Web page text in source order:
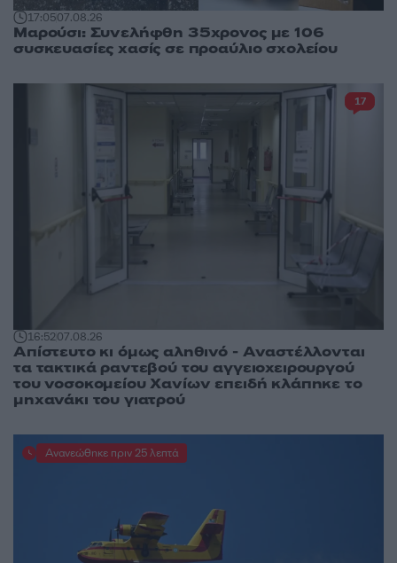
17:0507.08.26
Μαρούσι: Συνελήφθη 35χρονος με 106
συσκευασίες χασίς σε προαύλιο σχολείου
16:5207.08.26
Απίστευτο κι όμως αληθινό - Aναστέλλονται
τα τακτικά ραντεβού του αγγειοχειρουργού
του νοσοκομείου Χανίων επειδή κλάπηκε το
μηχανάκι του γιατρού
17
Ανανεώθηκε πριν 25 λεπτά